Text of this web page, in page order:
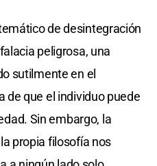
de desintegración
peligrosa, una
sutilmente en el
de que el individuo puede
Sin embargo, la
propia filosofía nos